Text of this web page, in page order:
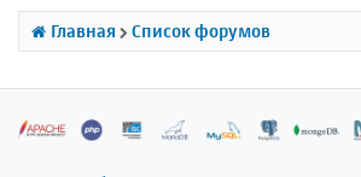
Главная Список форумов